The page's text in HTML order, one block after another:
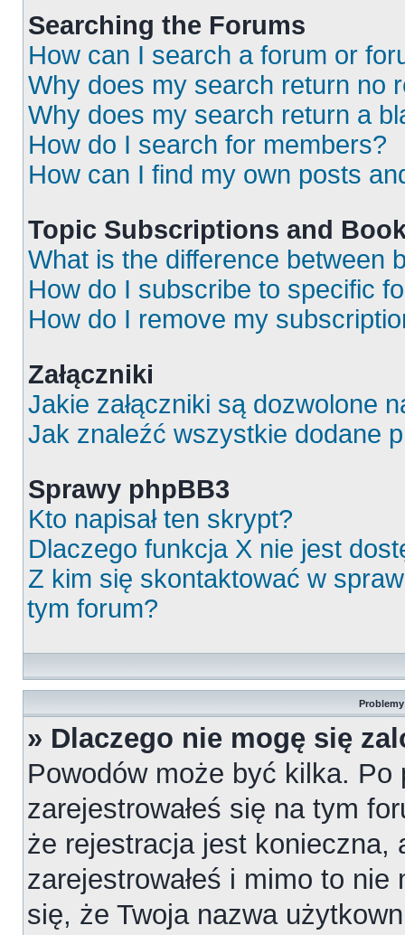
Searching the Forums
How can I search a forum or
Why does my search return no
Why does my search return a
How do I search for members?
How can I find my own posts
Topic Subscriptions and
What is the difference between
How do I subscribe to specific
How do I remove my
Załączniki
Jakie załączniki są dozwolone
Jak znaleźć wszystkie dodane
Sprawy phpBB3
Kto napisał ten skrypt?
Dlaczego funkcja X nie jest
Z kim się skontaktować w
tym forum?
» Dlaczego nie mogę się
Powodów może być kilka.
zarejestrowałeś się na tym
że rejestracja jest konieczna,
zarejestrowałeś i mimo to
się, że Twoja nazwa